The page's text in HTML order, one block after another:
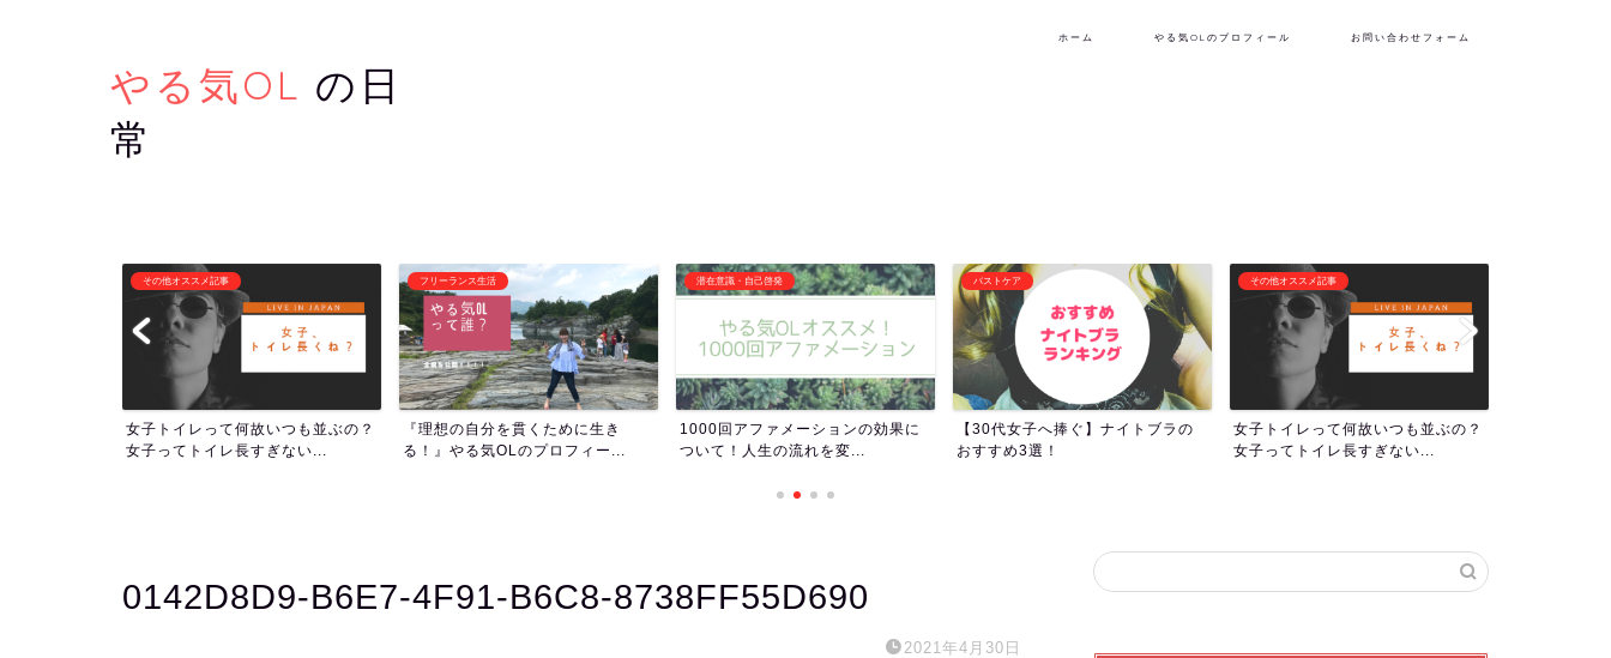
やる気OL の日
常
ホーム やる気OLのプロフィール お問い合わせフォーム
フリーランス生活
『理想の自分を貫くために生き
る！』やる気OLのプロフィー...
潜在意識・自己啓発
1000回アファメーションの効果に
ついて！人生の流れを変...
バストケア
【30代女子へ捧ぐ】ナイトブラの
おすすめ3選！
その他オススメ記事
女子トイレって何故いつも並ぶの？
女子ってトイレ長すぎない...
フリーランス生活
『理想の自分を貫くために生き
る！』やる気OLのプロフィー...
0142D8D9-B6E7-4F91-B6C8-8738FF55D690
2021年4月30日